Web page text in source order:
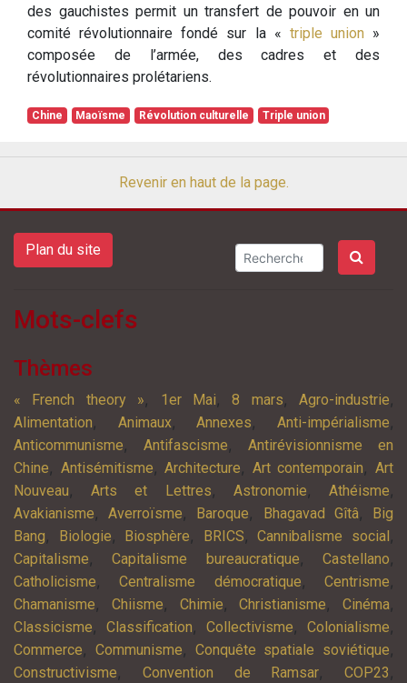
des gauchistes permit un transfert de pouvoir en un
comité révolutionnaire fondé sur la « triple union »
composée de l’armée, des cadres et des
révolutionnaires prolétariens.
Chine Maoïsme Révolution culturelle Triple union
Revenir en haut de la page.
Plan du site
Mots-clefs
Thèmes
« French theory », 1er Mai,8 mars, Agro-industrie,
Alimentation, Animaux,Annexes,Anti-impérialisme,
Anticommunisme, Antifascisme, Antirévisionnisme en
Chine, Antisémitisme,Architecture, Art contemporain,Art
Nouveau,Arts et Lettres, Astronomie,Athéisme,
Avakianisme,Averroïsme, Baroque, Bhagavad Gîtâ,
Big
Bang, Biologie, Biosphère, BRICS,Cannibalisme social ,
Capitalisme,Capitalisme bureaucratique,Castellano,
Catholicisme,Centralisme démocratique,Centrisme,
Chamanisme, Chiisme, Chimie,Christianisme, Cinéma,
Classicisme, Classification, Collectivisme, Colonialisme,
Commerce, Communisme, Conquête spatiale soviétique,
Constructivisme, Convention de Ramsar, COP23 ,